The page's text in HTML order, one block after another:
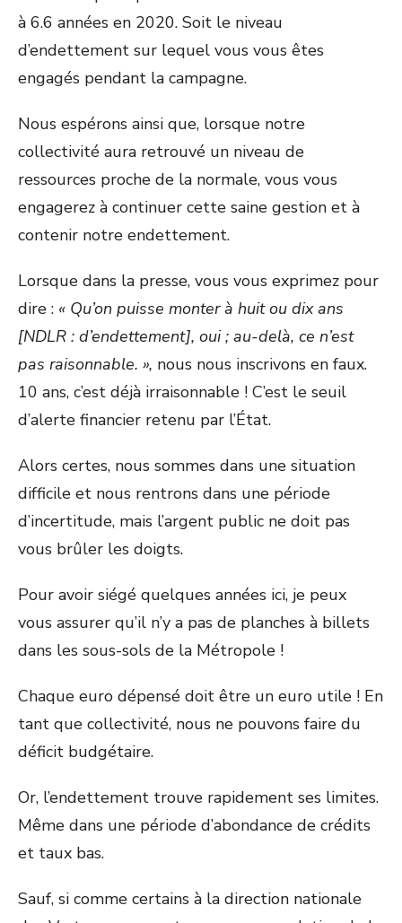
à 6.6 années en 2020. Soit le niveau
d’endettement sur lequel vous vous êtes
engagés pendant la campagne.
Nous espérons ainsi que, lorsque notre
collectivité aura retrouvé un niveau de
ressources proche de la normale, vous vous
engagerez à continuer cette saine gestion et à
contenir notre endettement.
Lorsque dans la presse, vous vous exprimez pour
dire : « Qu’on puisse monter à huit ou dix ans
[NDLR : d’endettement], oui ; au-delà, ce n’est
pas raisonnable. », nous nous inscrivons en faux.
10 ans, c’est déjà irraisonnable ! C’est le seuil
d’alerte financier retenu par l’État.
Alors certes, nous sommes dans une situation
difficile et nous rentrons dans une période
d’incertitude, mais l’argent public ne doit pas
vous brûler les doigts.
Pour avoir siégé quelques années ici, je peux
vous assurer qu’il n’y a pas de planches à billets
dans les sous-sols de la Métropole !
Chaque euro dépensé doit être un euro utile ! En
tant que collectivité, nous ne pouvons faire du
déficit budgétaire.
Or, l’endettement trouve rapidement ses limites.
Même dans une période d’abondance de crédits
et taux bas.
Sauf, si comme certains à la direction nationale